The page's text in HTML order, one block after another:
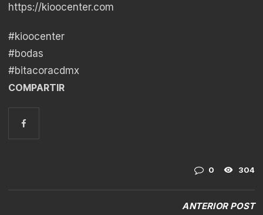
https://kioocenter.com
#kioocenter
#bodas
#bitacoracdmx
COMPARTIR
0 304
ANTERIOR POST